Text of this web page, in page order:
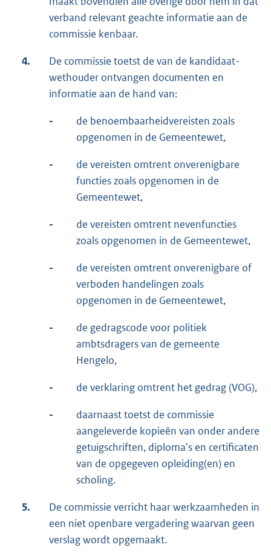
verband relevant geachte informatie aan de
commissie kenbaar.
4.
De commissie toetst de van de kandidaat-
wethouder ontvangen documenten en
informatie aan de hand van:
-
de benoembaarheidvereisten zoals
opgenomen in de Gemeentewet,
-
de vereisten omtrent onverenigbare
functies zoals opgenomen in de
Gemeentewet,
-
de vereisten omtrent nevenfuncties
zoals opgenomen in de Gemeentewet,
-
de vereisten omtrent onverenigbare of
verboden handelingen zoals
opgenomen in de Gemeentewet,
-
de gedragscode voor politiek
ambtsdragers van de gemeente
Hengelo,
- de verklaring omtrent het gedrag (VOG),
-
daarnaast toetst de commissie
aangeleverde kopieën van onder andere
getuigschriften, diploma's en certificaten
van de opgegeven opleiding(en) en
scholing.
5.
De commissie verricht haar werkzaamheden in
een niet openbare vergadering waarvan geen
verslag wordt opgemaakt.